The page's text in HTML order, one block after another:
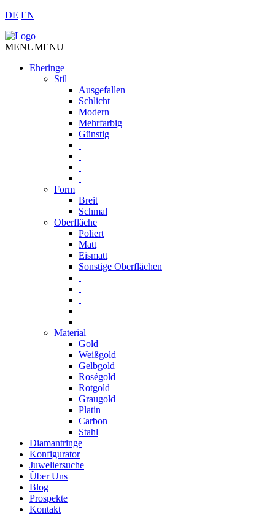
DE EN
MENUMENU
Eheringe
Stil
Ausgefallen
Schlicht
Modern
Mehrfarbig
Günstig
Form
Breit
Schmal
Oberfläche
Poliert
Matt
Eismatt
Sonstige Oberflächen
Material
Gold
Weißgold
Gelbgold
Roségold
Rotgold
Graugold
Platin
Carbon
Stahl
Diamantringe
Konfigurator
Juweliersuche
Über Uns
Blog
Prospekte
Kontakt